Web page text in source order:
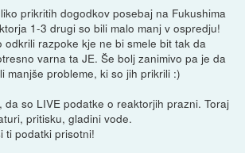
prikritih dogodkov posebaj na Fukushima
1-3 drugi so bili malo manj v ospredju!
odkrili razpoke kje ne bi smele bit tak da
varna ta JE. Še bolj zanimivo pa je da
manjše probleme, ki so jih prikrili :)
da so LIVE podatke o reaktorjih prazni. Toraj
pritisku, gladini vode.
ti podatki prisotni!